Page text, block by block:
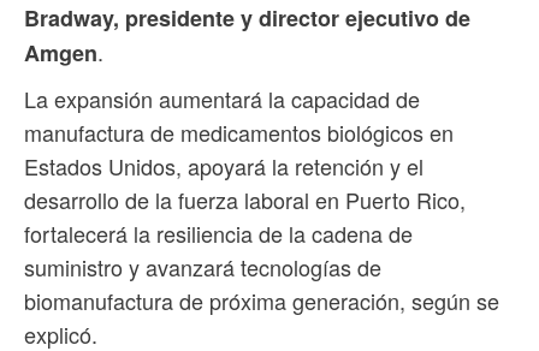
Bradway, presidente y director ejecutivo de
Amgen.
La expansión aumentará la capacidad de
manufactura de medicamentos biológicos en
Estados Unidos, apoyará la retención y el
desarrollo de la fuerza laboral en Puerto Rico,
fortalecerá la resiliencia de la cadena de
suministro y avanzará tecnologías de
biomanufactura de próxima generación, según se
explicó.